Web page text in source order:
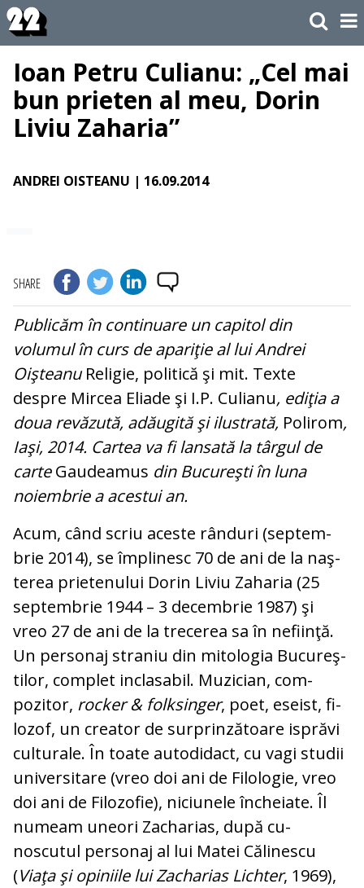
Ioan Petru Culianu: „Cel mai
bun prieten al meu, Dorin
Liviu Zaharia”
ANDREI OISTEANU | 16.09.2014
SHARE
Publicăm în continuare un capitol din
volumul în curs de apariţie al lui Andrei
Oişteanu Religie, politică şi mit. Texte
despre Mircea Eliade şi I.P. Culianu, ediţia a
doua revăzută, adăugită şi ilustrată, Polirom,
Iaşi, 2014. Cartea va fi lansată la târgul de
carteGaudeamus din Bucureşti în luna
noiembrie a acestui an.
Acum, când scriu aceste rânduri (sep­tem­
brie 2014), se împlinesc 70 de ani de la naş­­
terea prietenului Dorin Liviu Zaharia (25
septembrie 1944 – 3 decembrie 1987) şi
vreo 27 de ani de la trecerea sa în ne­fiinţă.
Un personaj straniu din mitologia Bu­cu­reş­
tilor, complet inclasabil. Muzician, com­
pozitor, rocker & folksinger, poet, ese­­ist, fi­
lozof, un creator de surprinzătoare is­prăvi
culturale. În toate autodidact, cu vagi stu­dii
universitare (vreo doi ani de Filologie, vreo
doi ani de Filozofie), niciunele în­che­iate. Îl
numeam uneori Zacharias, după cu­
noscutul personaj al lui Matei Călinescu
(Viaţa şi opiniile lui Zacharias Lichter, 1969),